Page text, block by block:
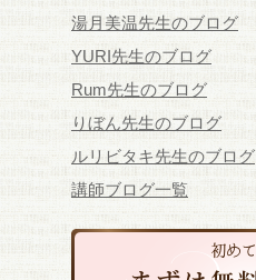
湯月美温先生のブログ
YURI先生のブログ
Rum先生のブログ
りぼん先生のブログ
ルリビタキ先生のブログ
講師ブログ一覧